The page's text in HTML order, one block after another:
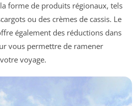
forme de produits régionaux, tels
ou des crèmes de cassis. Le
également des réductions dans
vous permettre de ramener
voyage.